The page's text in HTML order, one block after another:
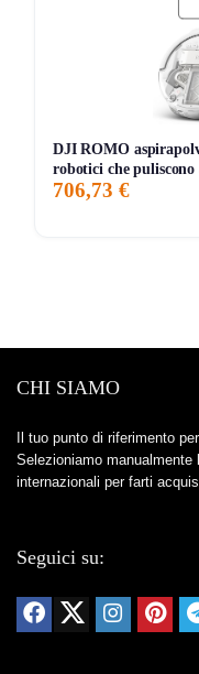
DJI ROMO
robotici che puliscono
706,73 €
CHI SIAMO
Il tuo punto di riferimento
Selezioniamo
internazionali per farti
Seguici su: